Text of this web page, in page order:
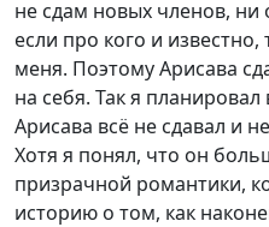
не сдам новых членов,
если про кого и
меня. Поэтому Арисава
на себя. Так я
Арисава всё не сдавал и
Хотя я понял, что он
призрачной романтики,
историю о том, как